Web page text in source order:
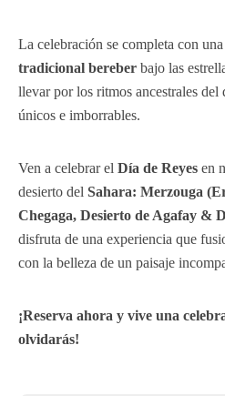
La celebración se completa con una
tradicional bereber bajo las
llevar por los ritmos ancestrales del
únicos e imborrables.
Ven a celebrar el Día de Reyes en
desierto del Sahara: Merzouga
Chegaga, Desierto de Agafay &
disfruta de una experiencia que
con la belleza de un paisaje
¡Reserva ahora y vive una
olvidarás!